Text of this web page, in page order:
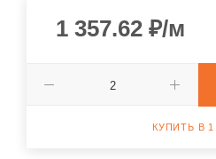
1 357.62 ₽/м
КУПИТЬ В 1